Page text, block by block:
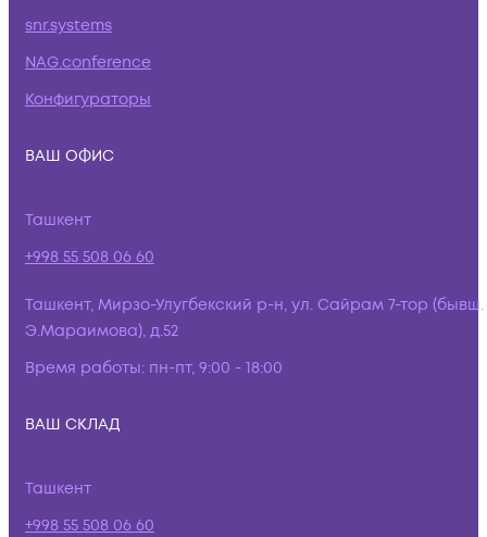
snr.systems
NAG.conference
Конфигураторы
ВАШ ОФИС
Ташкент
+998 55 508 06 60
Ташкент, Мирзо-Улугбекский р-н, ул. Сайрам 7-тор (бывш.
Э.Мараимова), д.52
Время работы: пн-пт, 9:00 - 18:00
ВАШ СКЛАД
Ташкент
+998 55 508 06 60